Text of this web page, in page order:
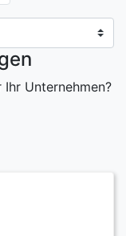
Unternehmen?